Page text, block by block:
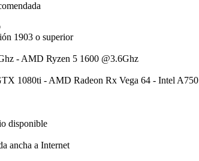
1903 o superior
- AMD Ryzen 5 1600 @3.6Ghz
1080ti - AMD Radeon Rx Vega 64 - Intel A750
disponible
ancha a Internet